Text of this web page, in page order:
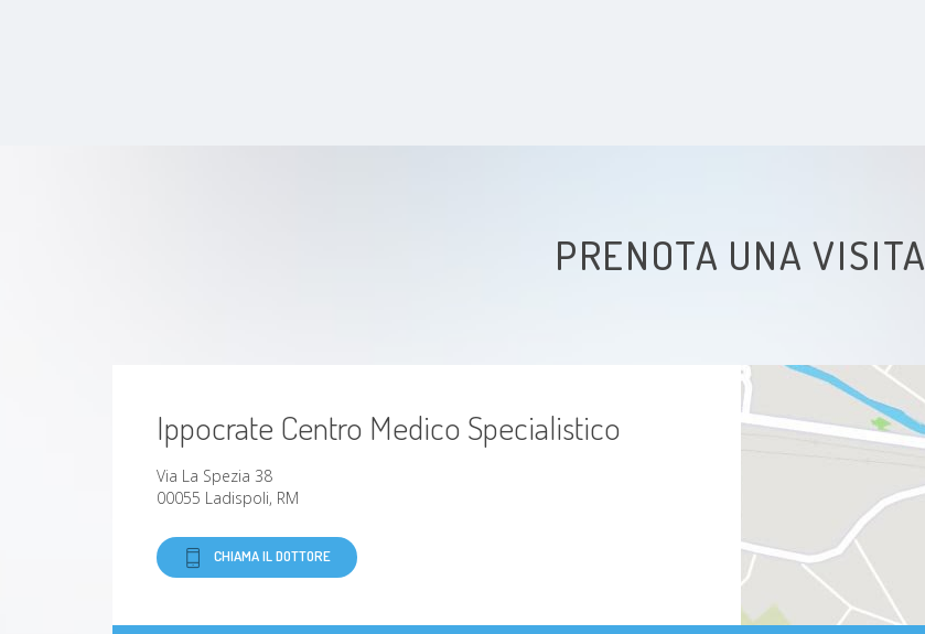
PRENOTA UNA VISITA
Ippocrate Centro Medico Specialistico
Via La Spezia 38
00055 Ladispoli, RM
CHIAMA IL DOTTORE